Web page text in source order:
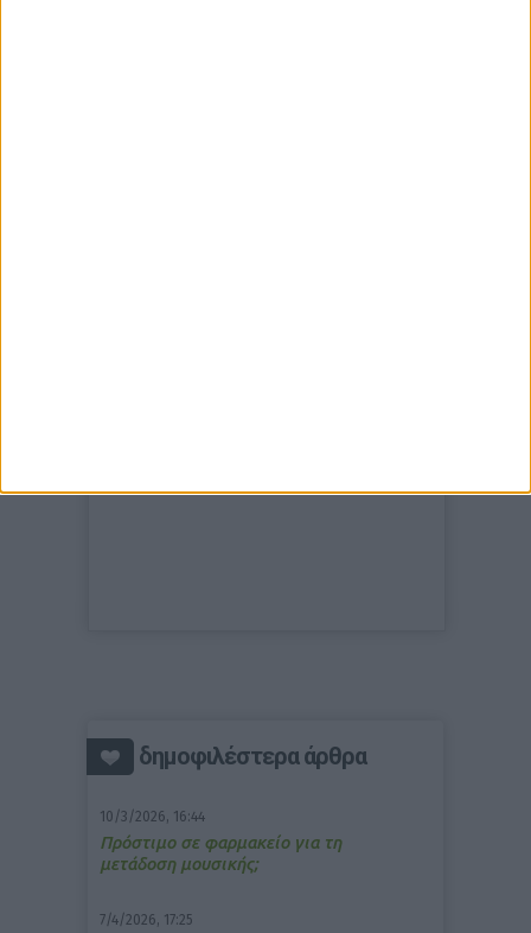
δημοφιλέστερα άρθρα
10/3/2026, 16:44
Πρόστιμο σε φαρμακείο για τη
μετάδοση μουσικής;
7/4/2026, 17:25